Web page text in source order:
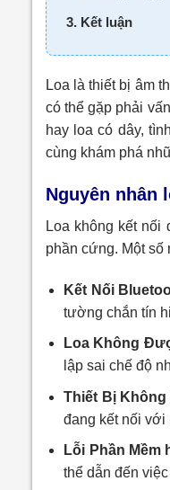
3. Kết luận
Loa là thiết bị âm
có thể gặp phải
hay loa có dây,
cùng khám phá
Nguyên nhân
Loa không kết
phần cứng. Một số
Kết Nối
tường chắn tín
Loa Không
lập sai chế độ
Thiết Bị Không
đang kết nối với
Lỗi Phần Mềm
thể dẫn đến